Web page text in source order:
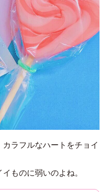
ラフルなハートをチョイ
ものに弱いのよね。